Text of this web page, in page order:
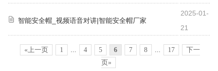
智能安全帽_视频语音对讲|智能安全帽厂家
2025-01-
21
«上一页 1 4 5 6 7 8 17
下一
页»